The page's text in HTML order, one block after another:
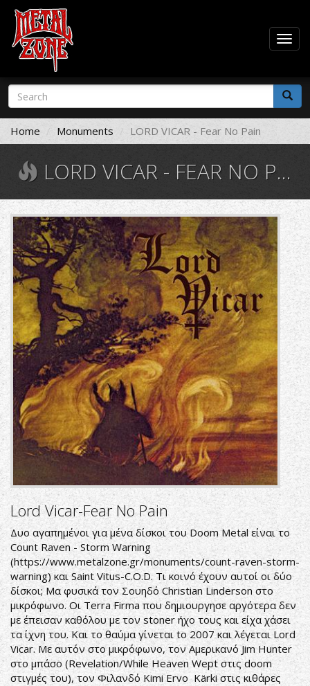
Skip
main
content
Search
form
Search
Home Monuments LORD VICAR - Fear No Pain
LORD VICAR - FEAR NO PAIN
210874.jpg
Lord Vicar-Fear No Pain
Δυο αγαπημένοι για μένα δίσκοι του Doom Metal είναι το
Count Raven - Storm Warning
(https://www.metalzone.gr/monuments/count-raven-storm-
warning) και Saint Vitus-C.O.D. Τι κοινό έχουν αυτοί οι δύο
δίσκοι; Μα φυσικά τον Σουηδό Christian Linderson στο
μικρόφωνο. Οι Terra Firma που δημιουργησε αργότερα δεν
με έπεισαν καθόλου με τον stoner ήχο τους και είχα χάσει
τα ίχνη του. Και το θαύμα γίνεται to 2007 και λέγεται Lord
Vicar. Με αυτόν στο μικρόφωνο, τον Αμερικανό Jim Hunter
στο μπάσο (Revelation/While Heaven Wept στις doom
στιγμές του), τον Φιλανδό Kimi Ervo Kärki στις κιθάρες